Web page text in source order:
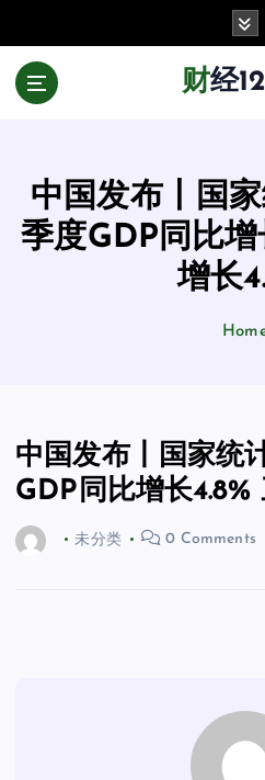
财经
中国发布丨国
季度GDP同比
增长
中国发布丨国家统
GDP同比增长4.8%
未分类 0 Comments